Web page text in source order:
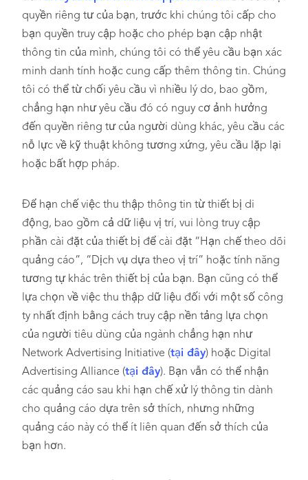
quyền riêng tư của bạn, trước khi chúng tôi cấp cho
bạn quyền truy cập hoặc cho phép bạn cập nhật
thông tin của mình, chúng tôi có thể yêu cầu bạn xác
minh danh tính hoặc cung cấp thêm thông tin. Chúng
tôi có thể từ chối yêu cầu vì nhiều lý do, bao gồm,
chẳng hạn như yêu cầu đó có nguy cơ ảnh hưởng
đến quyền riêng tư của người dùng khác, yêu cầu các
nỗ lực về kỹ thuật không tương xứng, yêu cầu lặp lại
hoặc bất hợp pháp.
Để hạn chế việc thu thập thông tin từ thiết bị di
động, bao gồm cả dữ liệu vị trí, vui lòng truy cập
phần cài đặt của thiết bị để cài đặt “Hạn chế theo dõi
quảng cáo”, “Dịch vụ dựa theo vị trí” hoặc tính năng
tương tự khác trên thiết bị của bạn. Bạn cũng có thể
lựa chọn về việc thu thập dữ liệu đối với một số công
ty nhất định bằng cách truy cập nền tảng lựa chọn
của người tiêu dùng của ngành chẳng hạn như
Network Advertising Initiative (tại đây) hoặc Digital
Advertising Alliance (tại đây). Bạn vẫn có thể nhận
các quảng cáo sau khi hạn chế xử lý thông tin dành
cho quảng cáo dựa trên sở thích, nhưng những
quảng cáo này có thể ít liên quan đến sở thích của
bạn hơn.